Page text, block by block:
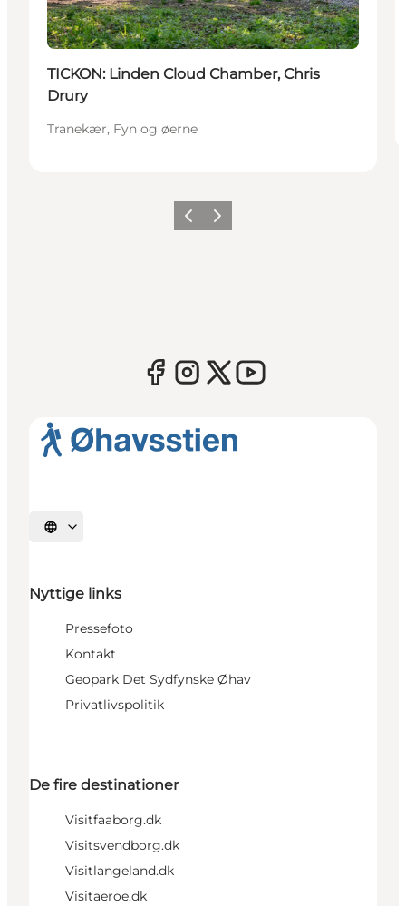
TICKON: Linden Cloud Chamber, Chris
Drury
Tranekær, Fyn og øerne
ForrigeNæste
Vælg sprog
Nyttige links
Pressefoto
Kontakt
Geopark Det Sydfynske Øhav
Privatlivspolitik
De fire destinationer
Visitfaaborg.dk
Visitsvendborg.dk
Visitlangeland.dk
Visitaeroe.dk